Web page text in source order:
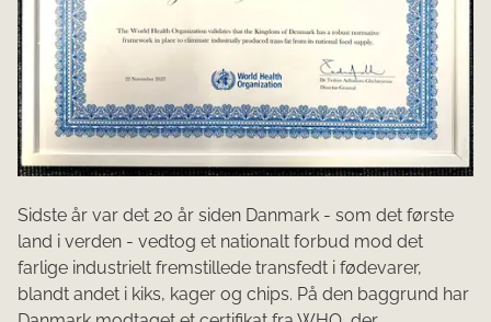
Sidste år var det 20 år siden Danmark - som det første
land i verden - vedtog et nationalt forbud mod det
farlige industrielt fremstillede transfedt i fødevarer,
blandt andet i kiks, kager og chips. På den baggrund har